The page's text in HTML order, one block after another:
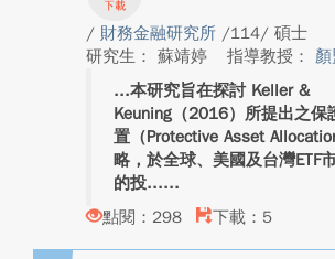
/ 財務金融研究所 /114/ 碩士
研究生： 蘇靖婷
指導教授：
本研究旨在探討 Keller &
Keuning（2016）所提出之保
置（Protective Asset
略，於全球、美國及台灣ETF
的投...
點閱：298
下載：5